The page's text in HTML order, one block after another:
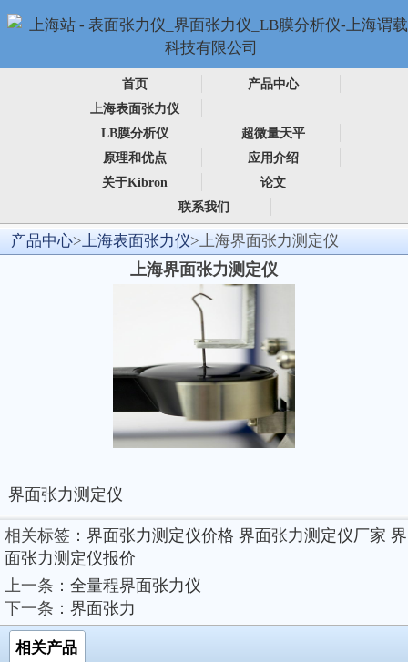
首页
产品中心
上海表面张力仪
LB膜分析仪
超微量天平
原理和优点
应用介绍
关于Kibron
论文
联系我们
产品中心>上海表面张力仪>上海界面张力测定仪
上海界面张力测定仪
界面张力测定仪
相关标签： 界面张力测定仪价格 界面张力测定仪厂家 界
面张力测定仪报价
上一条： 全量程界面张力仪
下一条： 界面张力
相关产品